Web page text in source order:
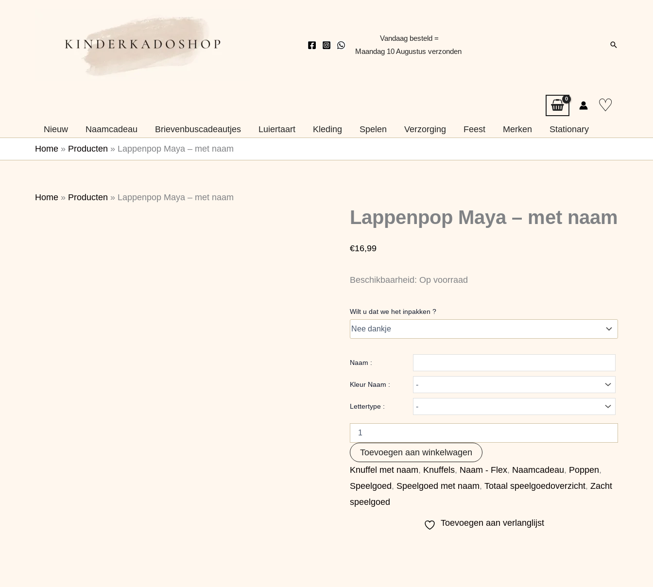
Vandaag besteld =
Maandag 10 Augustus verzonden
Zoeken
♡
Nieuw Naamcadeau Brievenbuscadeautjes Luiertaart Kleding Spelen Verzorging Feest Merken
Stationary
Home » Producten » Lappenpop Maya – met naam
Home » Producten » Lappenpop Maya – met naam
Lappenpop Maya – met naam
€16,99
Beschikbaarheid: Op voorraad
Wilt u dat we het inpakken ?
Naam :
Kleur Naam :
Lettertype :
met
Toevoegen aan winkelwagen
Knuffel met naam, Knuffels, Naam - Flex, Naamcadeau, Poppen,
Speelgoed, Speelgoed met naam, Totaal speelgoedoverzicht, Zacht
speelgoed
Toevoegen aan verlanglijst